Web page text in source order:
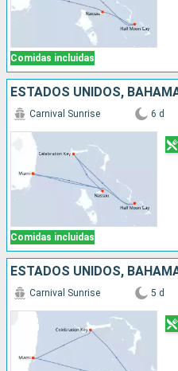
Comidas incluidas
ESTADOS UNIDOS,
Comidas incluidas
Carnival Sunrise 6 d
ESTADOS UNIDOS,
Carnival Sunrise 5 d